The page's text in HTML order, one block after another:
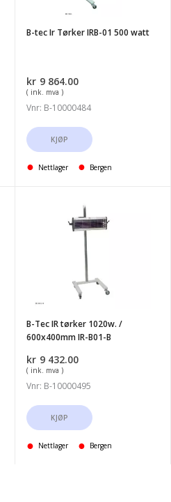
watt
B-tec Ir Tørker IRB-01 500 watt
kr 9 864.00
( ink. mva )
Vnr: B-10000484
KJØP
Nettlager Bergen
IR-
B
B-Tec IR tørker 1020w. /
600x400mm IR-B01-B
kr 9 432.00
( ink. mva )
Vnr: B-10000495
KJØP
Nettlager Bergen